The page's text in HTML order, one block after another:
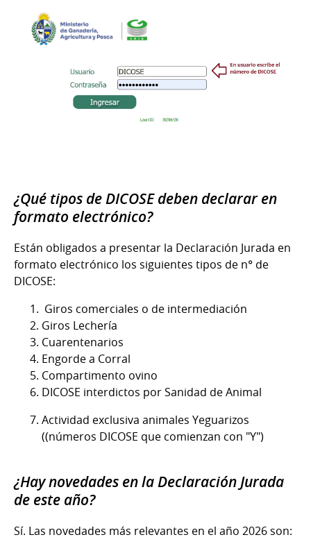
¿Qué tipos de DICOSE deben declarar en
formato electrónico?
Están obligados a presentar la Declaración Jurada en
formato electrónico los siguientes tipos de n° de
DICOSE:
Giros comerciales o de intermediación
Giros Lechería
Cuarentenarios
Engorde a Corral
Compartimento ovino
DICOSE interdictos por Sanidad de Animal
Actividad exclusiva animales Yeguarizos
((números DICOSE que comienzan con "Y")
¿Hay novedades en la Declaración Jurada
de este año?
Sí. Las novedades más relevantes en el año 2026 son: